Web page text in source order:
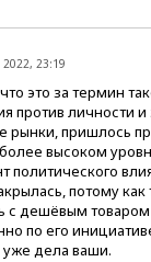
23:19
это за термин
против личности
пришлось
высоком
политического
потому
с дешёвым
по его
уже дела ваши.